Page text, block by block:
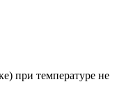
при температуре не